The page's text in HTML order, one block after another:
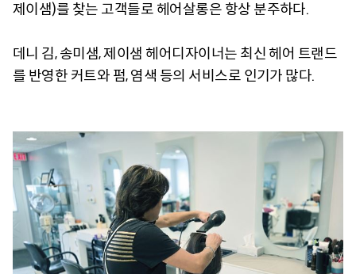
제이샘)를 찾는 고객들로 헤어살롱은 항상 분주하다.
데니 김, 송미샘, 제이샘 헤어디자이너는 최신 헤어 트랜드
를 반영한 커트와 펌, 염색 등의 서비스로 인기가 많다.